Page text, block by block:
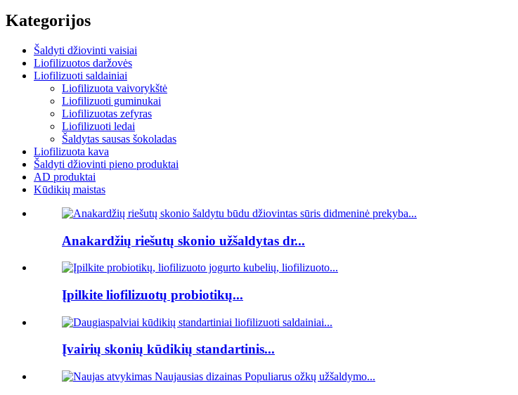
Kategorijos
Šaldyti džiovinti vaisiai
Liofilizuotos daržovės
Liofilizuoti saldainiai
Liofilizuota vaivorykštė
Liofilizuoti guminukai
Liofilizuotas zefyras
Liofilizuoti ledai
Šaldytas sausas šokoladas
Liofilizuota kava
Šaldyti džiovinti pieno produktai
AD produktai
Kūdikių maistas
Anakardžių riešutų skonio užšaldytas dr...
Įpilkite liofilizuotų probiotikų...
Įvairių skonių kūdikių standartinis...